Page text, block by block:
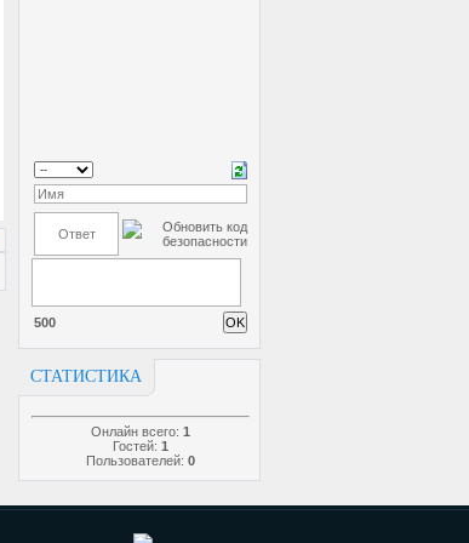
500
СТАТИСТИКА
Онлайн всего: 1
Гостей: 1
Пользователей: 0